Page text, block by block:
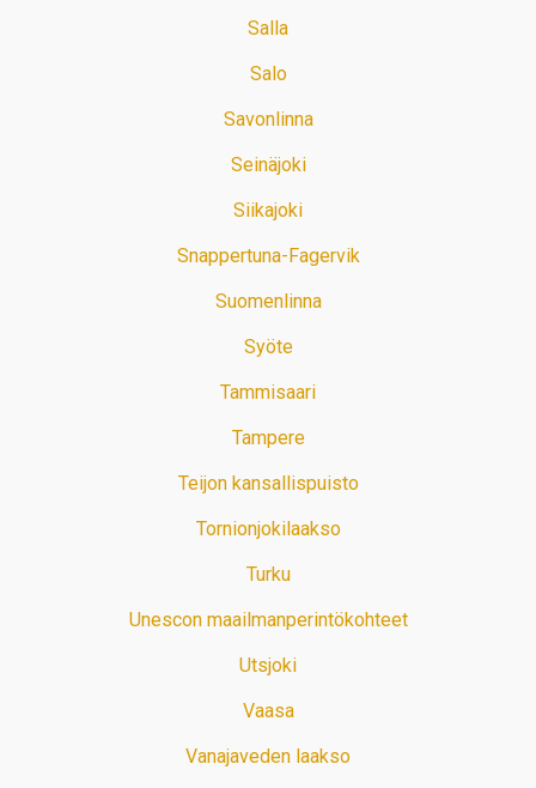
Salla
Salo
Savonlinna
Seinäjoki
Siikajoki
Snappertuna-Fagervik
Suomenlinna
Syöte
Tammisaari
Tampere
Teijon kansallispuisto
Tornionjokilaakso
Turku
Unescon maailmanperintökohteet
Utsjoki
Vaasa
Vanajaveden laakso